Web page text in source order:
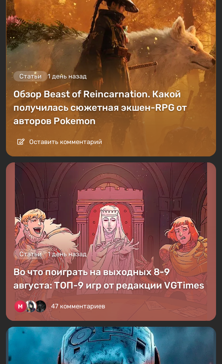
Статьи 1 день назад
Обзор Beast of Reincarnation. Какой
получилась сюжетная экшен-RPG от
авторов Pokemon
Оставить комментарий
Статьи 1 день назад
Во что поиграть на выходных 8-9
августа: ТОП-9 игр от редакции VGTimes
47 комментариев